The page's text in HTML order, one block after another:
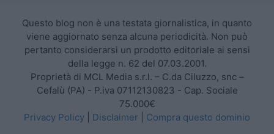
Questo blog non è una testata giornalistica, in quanto
viene aggiornato senza alcuna periodicità. Non può
pertanto considerarsi un prodotto editoriale ai sensi
della legge n. 62 del 07.03.2001.
Proprietà di MCL Media s.r.l. – C.da Ciluzzo, snc –
Cefalù (PA) - P.iva 07112130823 - Cap. Sociale
75.000€
Privacy Policy
Disclaimer Compra questo dominio